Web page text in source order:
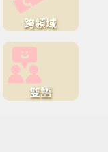
跨領域
雙語